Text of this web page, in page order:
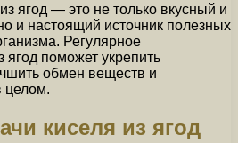
ягод — это не только вкусный и
и настоящий источник полезных
Регулярное
ягод поможет укрепить
обмен веществ и
целом.
киселя из ягод